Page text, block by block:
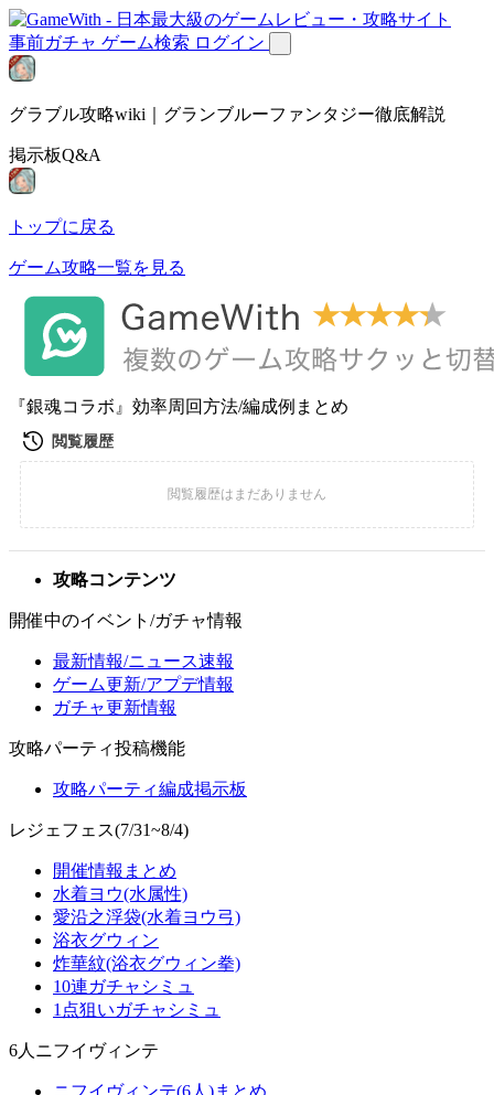
事前ガチャ ゲーム検索 ログイン
グラブル攻略wiki｜グランブルーファンタジー徹底解説
掲示板Q&A
トップに戻る
ゲーム攻略一覧を見る
『銀魂コラボ』効率周回方法/編成例まとめ
攻略コンテンツ
開催中のイベント/ガチャ情報
最新情報/ニュース速報
ゲーム更新/アプデ情報
ガチャ更新情報
攻略パーティ投稿機能
攻略パーティ編成掲示板
レジェフェス(7/31~8/4)
開催情報まとめ
水着ヨウ(水属性)
愛沿之浮袋(水着ヨウ弓)
浴衣グウィン
炸華紋(浴衣グウィン拳)
10連ガチャシミュ
1点狙いガチャシミュ
6人ニフイヴィンテ
ニフイヴィンテ(6人)まとめ